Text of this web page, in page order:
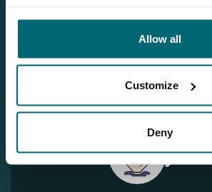
Allow all
Customize
Deny
1 2 3
Jeroen